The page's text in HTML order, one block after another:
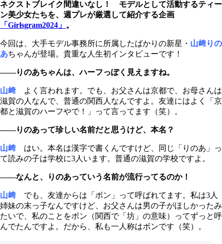
ネクストブレイク間違いなし！ モデルとして活動するティー
ン美少女たちを、週プレが厳選して紹介する企画
「Girlsgram2024」 。
今回は、大手モデル事務所に所属したばかりの新星・ 山﨑りの
あちゃんが登場。貴重な人生初インタビューです！
――りのあちゃんは、ハーフっぽく見えますね。
山﨑 よく言われます。でも、お父さんは京都で、お母さんは
滋賀の人なんで、普通の関西人なんですよ。友達にはよく「京
都と滋賀のハーフやで！」って言ってます（笑）。
――りのあって珍しい名前だと思うけど、本名？
山﨑 はい。本名は漢字で書くんですけど、同じ「りのあ」っ
て読みの子は学校に3人います。普通の滋賀の学校ですよ。
――なんと、りのあっていう名前が流行ってるのか！
山﨑 でも、友達からは「ボン」って呼ばれてます。私は3人
姉妹の末っ子なんですけど、お父さんは男の子がほしかったみ
たいで、私のことをボン（関西で「坊」の意味）ってずっと呼
んでたんですよ。だから、私も一人称はボンです（笑）。